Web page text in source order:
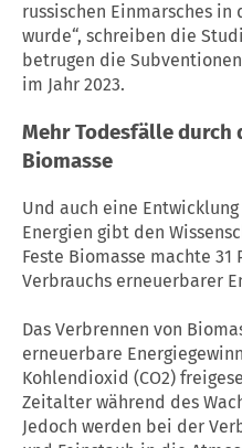
russischen Einmarsches in
wurde“, schreiben die
betrugen die
im Jahr 2023.
Mehr Todesfälle durch
Biomasse
Und auch eine
Energien gibt den
Feste Biomasse machte 31
Verbrauchs erneuerbarer
Das Verbrennen von
erneuerbare
Kohlendioxid (CO2)
Zeitalter während des
Jedoch werden bei der